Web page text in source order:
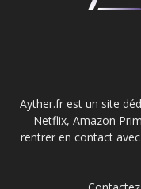
Ayther.fr est un site
Netflix, Amazon
rentrer en contact